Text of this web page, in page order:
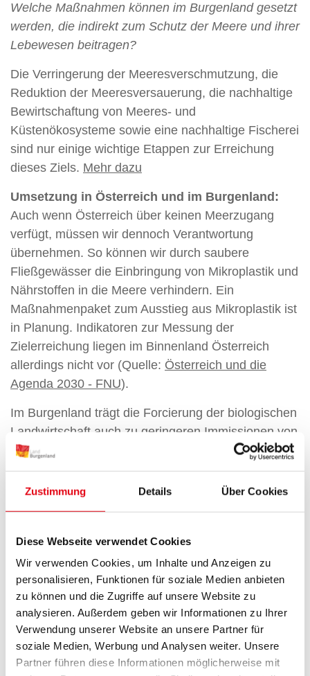
Zustimmung Details Über Cookies
Diese Webseite verwendet Cookies
Wir verwenden Cookies, um Inhalte und Anzeigen zu
personalisieren, Funktionen für soziale Medien anbieten
zu können und die Zugriffe auf unsere Website zu
analysieren. Außerdem geben wir Informationen zu Ihrer
Verwendung unserer Website an unsere Partner für
soziale Medien, Werbung und Analysen weiter. Unsere
Partner führen diese Informationen möglicherweise mit
Welche Maßnahmen können im Burgenland gesetzt
werden, die indirekt zum Schutz der Meere und ihrer
Lebewesen beitragen?
Die Verringerung der Meeresverschmutzung, die
Reduktion der Meeresversauerung, die nachhaltige
Bewirtschaftung von Meeres- und
Küstenökosysteme sowie eine nachhaltige Fischerei
sind nur einige wichtige Etappen zur Erreichung
dieses Ziels. Mehr dazu
Umsetzung in Österreich und im Burgenland:
Auch wenn Österreich über keinen Meerzugang
verfügt, müssen wir dennoch Verantwortung
übernehmen. So können wir durch saubere
Fließgewässer die Einbringung von Mikroplastik und
Nährstoffen in die Meere verhindern. Ein
Maßnahmenpaket zum Ausstieg aus Mikroplastik ist
in Planung. Indikatoren zur Messung der
Zielerreichung liegen im Binnenland Österreich
allerdings nicht vor (Quelle: Österreich und die
Agenda 2030 - FNU).
Im Burgenland trägt die Forcierung der biologischen
Landwirtschaft auch zu geringeren Immissionen von
Düngemitteln und Nährstoffen in Gewässer bei. Die
Förderung einer Kreislaufwirtschaft hat weniger
Müll, der auch in die Gewässer gelangen kann, zur
Relevante Themen auf Gemeinde-Ebene:
- Plastikvermeidung
Maßnahmen des Landes Burgenland: